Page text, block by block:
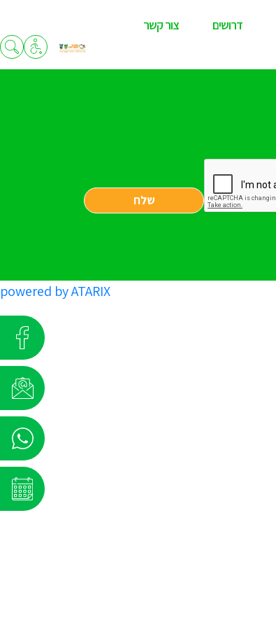
דרושים צור קשר
שלח
powered by ATARIX